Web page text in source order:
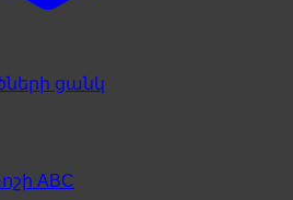
ցանկ
ABC